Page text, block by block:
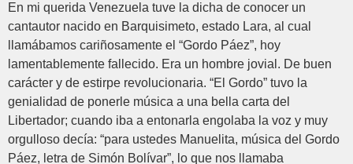
En mi querida Venezuela tuve la dicha de conocer un
cantautor nacido en Barquisimeto, estado Lara, al cual
llamábamos cariñosamente el “Gordo Páez”, hoy
lamentablemente fallecido. Era un hombre jovial. De buen
carácter y de estirpe revolucionaria. “El Gordo” tuvo la
genialidad de ponerle música a una bella carta del
Libertador; cuando iba a entonarla engolaba la voz y muy
orgulloso decía: “para ustedes Manuelita, música del Gordo
Páez, letra de Simón Bolívar”, lo que nos llamaba